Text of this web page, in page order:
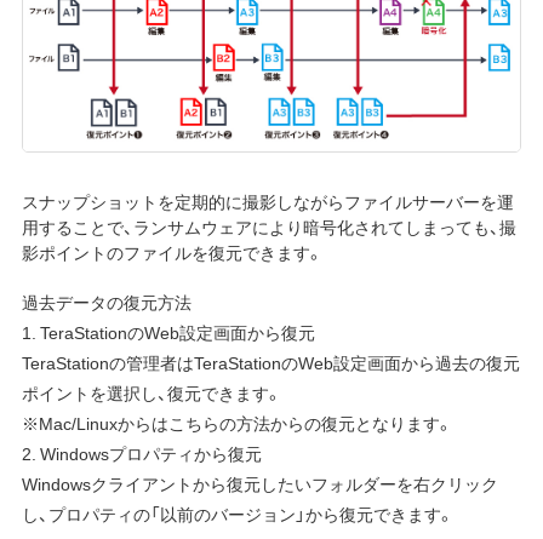
スナップショットを定期的に撮影しながらファイルサーバーを運
用することで、ランサムウェアにより暗号化されてしまっても、撮
影ポイントのファイルを復元できます。
過去データの復元方法
1. TeraStationのWeb設定画面から復元
TeraStationの管理者はTeraStationのWeb設定画面から過去の復元
ポイントを選択し、復元できます。
※Mac/Linuxからはこちらの方法からの復元となります。
2. Windowsプロパティから復元
Windowsクライアントから復元したいフォルダーを右クリック
し、プロパティの「以前のバージョン」から復元できます。